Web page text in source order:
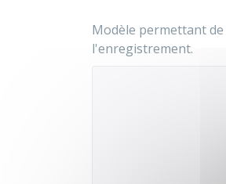
Modèle permettant
l'enregistrement.